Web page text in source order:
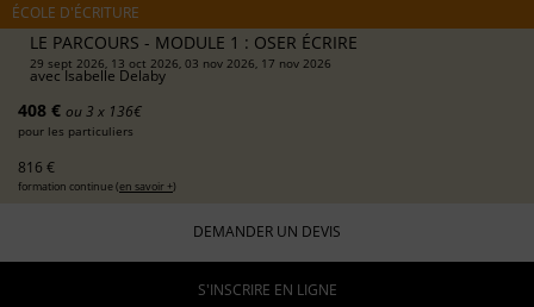
ÉCOLE D'ÉCRITURE
LE PARCOURS - MODULE 1 : OSER ÉCRIRE
29 sept 2026, 13 oct 2026, 03 nov 2026, 17 nov 2026
avecIsabelle Delaby
408 € ou 3 x 136€
pour les particuliers
816 €
formation continue (en savoir +)
DEMANDER UN DEVIS
S'INSCRIRE EN LIGNE